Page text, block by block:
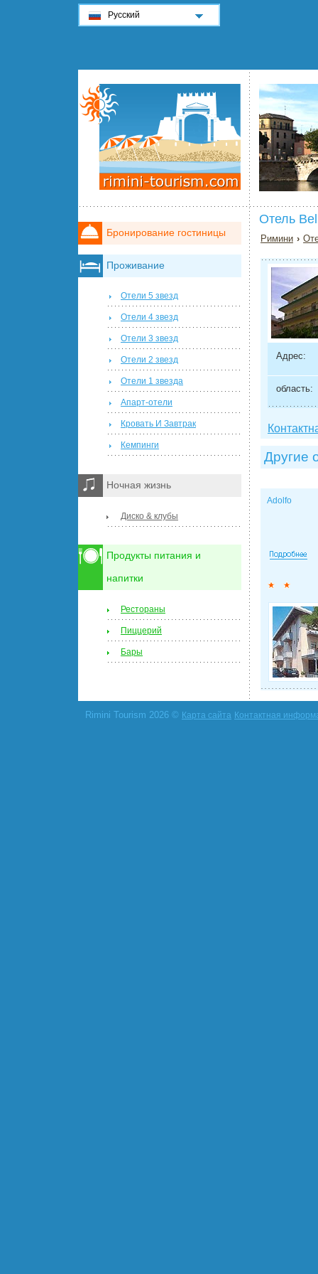
Отель
Римини ›
Адрес:
область:
Другие
Adolfo
Бронирование гостиницы
Проживание
Отели 5 звезд
Отели 4 звезд
Отели 3 звезд
Отели 2 звезд
Отели 1 звезда
Апарт-отели
Кровать И Завтрак
Кемпинги
Ночная жизнь
Диско & клубы
Продукты питания и
напитки
Рестораны
Пиццерий
Бары
Rimini Tourism 2026 © Карта сайта Контактная
Русский